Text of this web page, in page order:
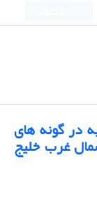
در گونه های
غرب خلیج